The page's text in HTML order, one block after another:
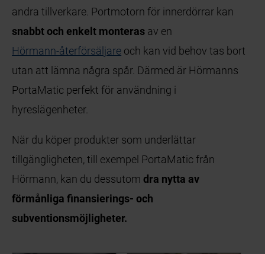
andra tillverkare. Portmotorn för innerdörrar kan
snabbt och enkelt monteras av en
Hörmann-återförsäljare och kan vid behov tas bort
utan att lämna några spår. Därmed är Hörmanns
PortaMatic perfekt för användning i
hyreslägenheter.
När du köper produkter som underlättar
tillgängligheten, till exempel PortaMatic från
Hörmann, kan du dessutomdra nytta av
förmånliga finansierings- och
subventionsmöjligheter.